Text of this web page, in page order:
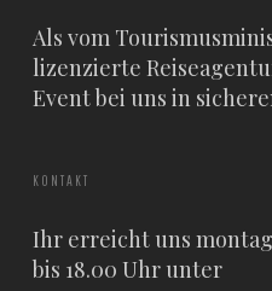
Als vom
lizenzierte
Event bei uns in
KONTAKT
Ihr erreicht uns
bis 18.00 Uhr unter